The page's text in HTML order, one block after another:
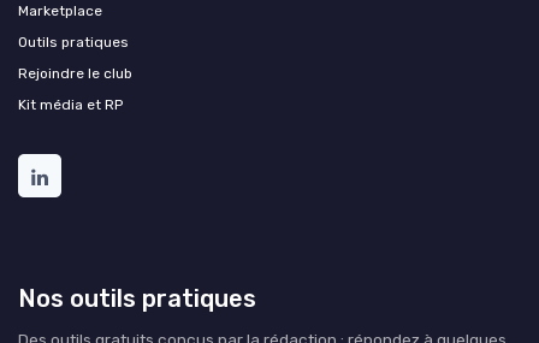
Marketplace
Outils pratiques
Rejoindre le club
Kit média et RP
Nos outils pratiques